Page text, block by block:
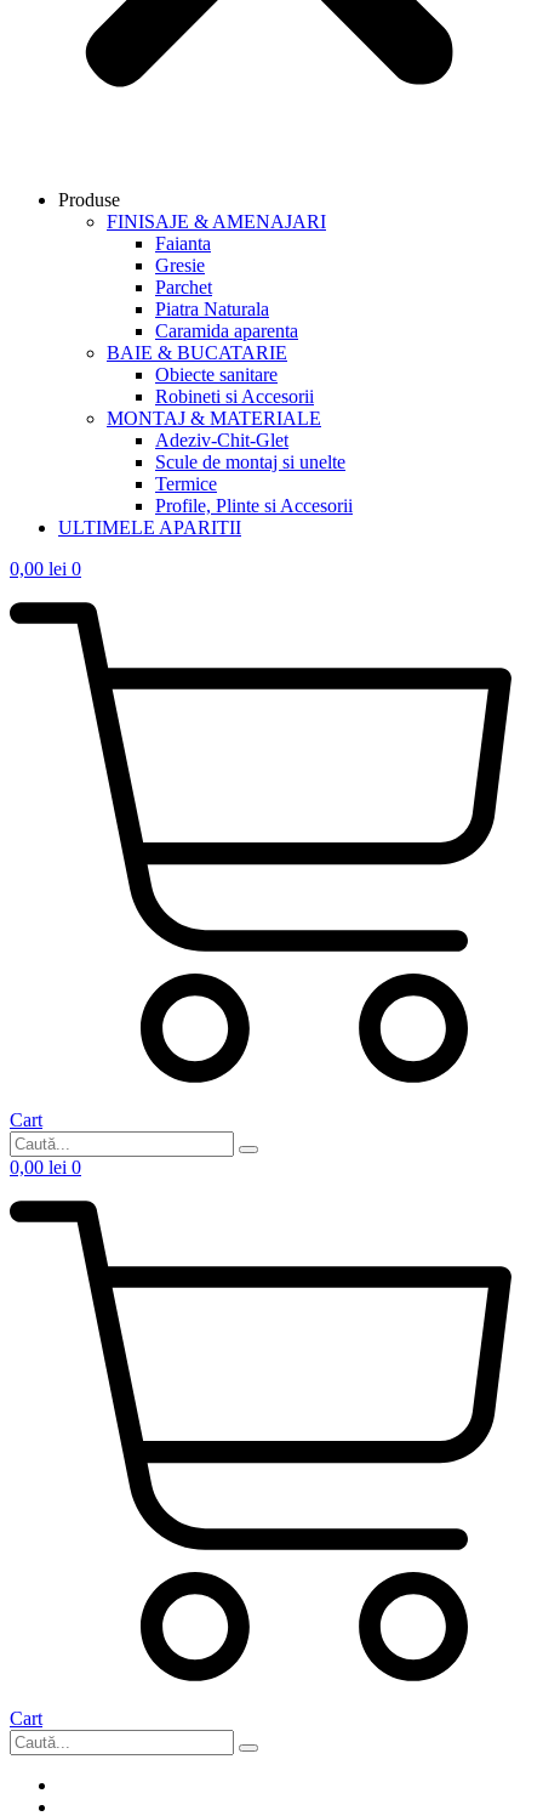
Produse
FINISAJE & AMENAJARI
Faianta
Gresie
Parchet
Piatra Naturala
Caramida aparenta
BAIE & BUCATARIE
Obiecte sanitare
Robineti si Accesorii
MONTAJ & MATERIALE
Adeziv-Chit-Glet
Scule de montaj si unelte
Termice
Profile, Plinte si Accesorii
ULTIMELE APARITII
0,00 lei 0
Cart
0,00 lei 0
Cart